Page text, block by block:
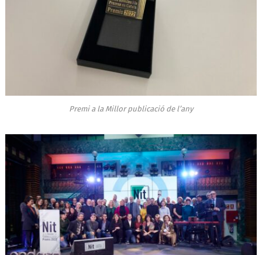
Premi a la Millor publicació de l’any